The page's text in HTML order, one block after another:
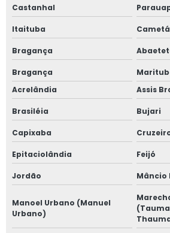
Castanhal
Itaituba Cametá
Bragança
Bragança
Acrelândia
Assis
Brasiléia Bujari
Capixaba
Epitaciolândia Feijó
Jordão Mâncio
Manoel Urbano (Manuel
Urbano)